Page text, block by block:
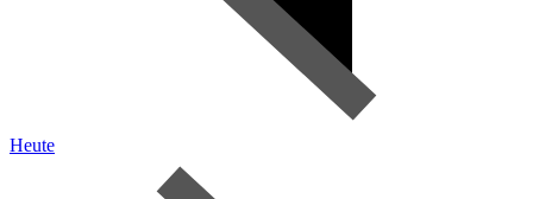
Heute